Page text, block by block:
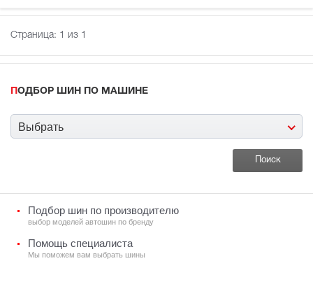
Страница: 1 из 1
ПОДБОР ШИН ПО МАШИНЕ
Выбрать
Подбор шин по производителю
выбор моделей автошин по бренду
Помощь специалиста
Мы поможем вам выбрать шины